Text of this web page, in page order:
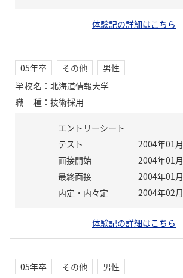
体験記の詳細はこちら
05年卒 その他
男性
学校名 ： 北海道情報大学
職種 ： 技術採用
エントリーシート
テスト
2004年01月
面接開始
2004年01月
最終面接
2004年01月
内定・内々定
2004年02月
体験記の詳細はこちら
05年卒 その他
男性